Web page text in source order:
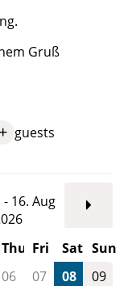
Gruß
+ guests
- 16. Aug
Thu Fri Sat Sun
06 07 08
09